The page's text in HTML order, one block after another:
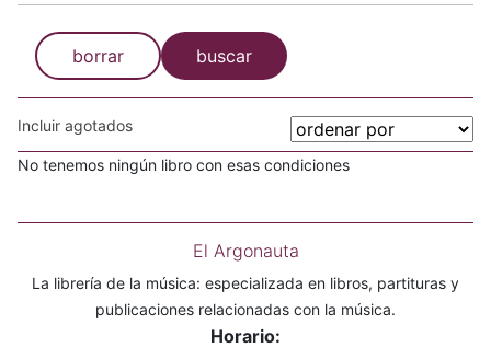
borrar buscar
Incluir agotados
No tenemos ningún libro con esas condiciones
El Argonauta
La librería de la música: especializada en libros, partituras y
publicaciones relacionadas con la música.
Horario: